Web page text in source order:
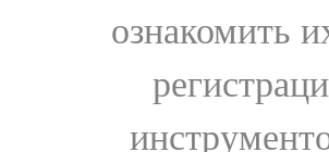
ознакомить